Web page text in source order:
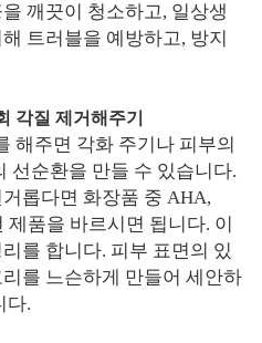
깨끗이 청소하고, 일상생
트러블을 예방하고, 방지
각질 제거해주기
해주면 각화 주기나 피부의
선순환을 만들 수 있습니다.
롭다면 화장품 중 AHA,
품을 바르시면 됩니다. 이
를 합니다. 피부 표면의 있
를 느슨하게 만들어 세안하
다.